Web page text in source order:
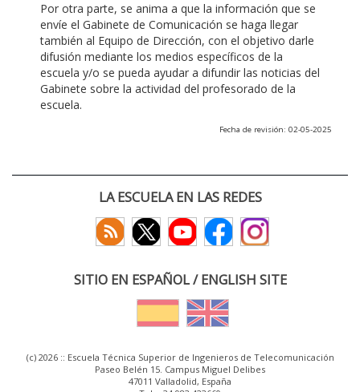
Por otra parte, se anima a que la información que se
envíe el Gabinete de Comunicación se haga llegar
también al Equipo de Dirección, con el objetivo darle
difusión mediante los medios específicos de la
escuela y/o se pueda ayudar a difundir las noticias del
Gabinete sobre la actividad del profesorado de la
escuela.
Fecha de revisión: 02-05-2025
LA ESCUELA EN LAS REDES
SITIO EN ESPAÑOL / ENGLISH SITE
(c) 2026 :: Escuela Técnica Superior de Ingenieros de Telecomunicación
Paseo Belén 15. Campus Miguel Delibes
47011 Valladolid, España